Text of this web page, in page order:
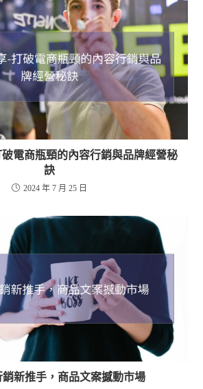
電商瓶頸的內容行銷與品牌經營秘
訣
2024 年 7 月 25 日
新推手，商品文案撼動市場